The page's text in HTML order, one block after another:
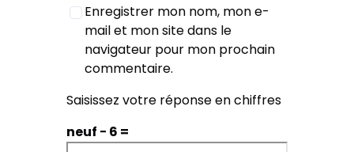
Enregistrer mon nom, mon e-
mail et mon site dans le
navigateur pour mon prochain
commentaire.
Saisissez votre réponse en chiffres
neuf − 6 =